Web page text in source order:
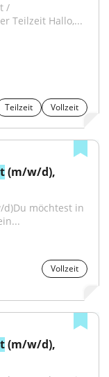
/
Teilzeit Hallo,...
Teilzeit Vollzeit
(m/w/d),
möchtest in
Vollzeit
(m/w/d),